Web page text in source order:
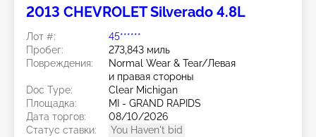
2013 CHEVROLET Silverado 4.8L
Лот #:
45******
Пробег:
273,843 миль
Повреждения:
Normal Wear & Tear/Левая
и правая стороны
Doc Type:
Clear Michigan
Площадка:
MI - GRAND RAPIDS
Дата торгов:
08/10/2026
Статус ставки:
You Haven't bid